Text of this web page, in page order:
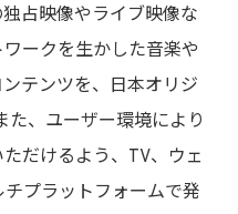
占映像やライブ映像な
ークを生かした音楽や
テンツを、日本オリジ
、ユーザー環境により
だけるよう、TV、ウェ
プラットフォームで発